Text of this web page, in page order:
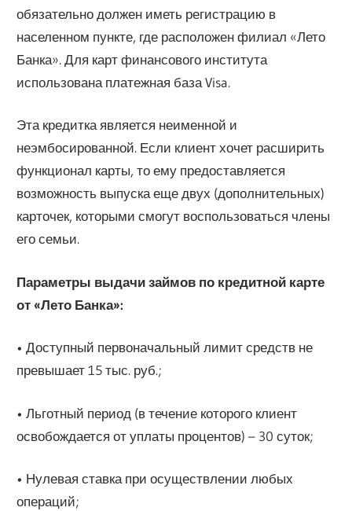
обязательно должен иметь регистрацию в
населенном пункте, где расположен филиал «Лето
Банка». Для карт финансового института
использована платежная база Visa.
Эта кредитка является неименной и
неэмбосированной. Если клиент хочет расширить
функционал карты, то ему предоставляется
возможность выпуска еще двух (дополнительных)
карточек, которыми смогут воспользоваться члены
его семьи.
Параметры выдачи займов по кредитной карте
от «Лето Банка»:
• Доступный первоначальный лимит средств не
превышает 15 тыс. руб.;
• Льготный период (в течение которого клиент
освобождается от уплаты процентов) – 30 суток;
• Нулевая ставка при осуществлении любых
операций;